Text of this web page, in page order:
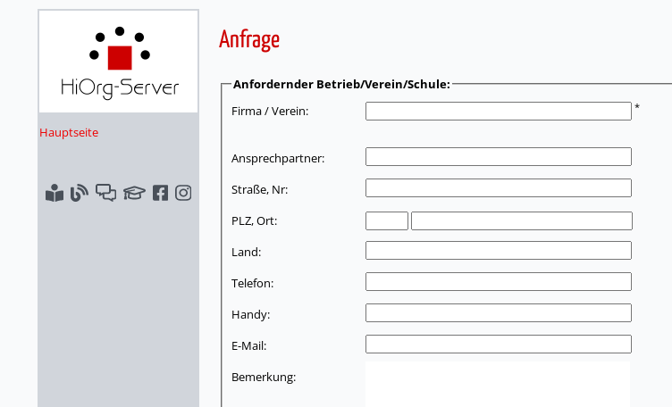
Hauptseite
Anfrage
Anfordernder Betrieb/Verein/Schule:
Firma / Verein:
*
Ansprechpartner:
Straße, Nr:
PLZ, Ort:
Land:
Telefon:
Handy:
E-Mail:
Bemerkung: